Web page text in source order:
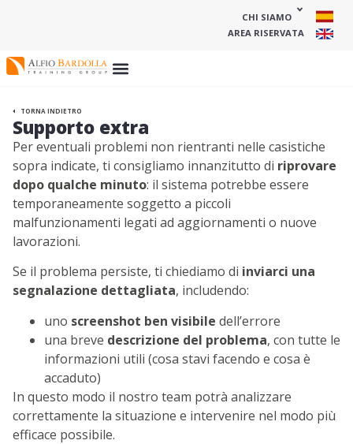
CHI SIAMO
AREA RISERVATA
TORNA INDIETRO
Supporto extra
Per eventuali problemi non rientranti nelle casistiche
sopra indicate, ti consigliamo innanzitutto di riprovare
dopo qualche minuto: il sistema potrebbe essere
temporaneamente soggetto a piccoli
malfunzionamenti legati ad aggiornamenti o nuove
lavorazioni.
Se il problema persiste, ti chiediamo di inviarci una
segnalazione dettagliata, includendo:
uno screenshot ben visibile dell’errore
una breve descrizione del problema, con tutte le
informazioni utili (cosa stavi facendo e cosa è
accaduto)
In questo modo il nostro team potrà analizzare
correttamente la situazione e intervenire nel modo più
efficace possibile.